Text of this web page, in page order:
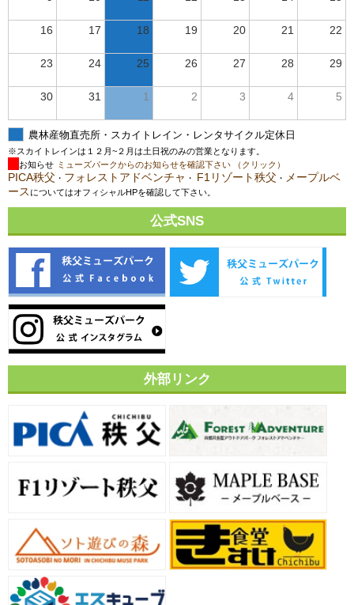
16 17 18 19 20 21 22
23 24 25 26 27 28 29
30 31 1 2 3 4 5
農林産物直売所・スカイトレイン・レンタサイクル定休日
※スカイトレインは１２月~２月は土日祝のみの営業となります。
お知らせ ミューズパークからのお知らせを確認下さい （クリック）
PICA秩父 ・ フォレストアドベンチャ ・ F1リゾート秩父 ・ メープルベ
ース についてはオフィシャルHPを確認して下さい。
公式SNS
外部リンク